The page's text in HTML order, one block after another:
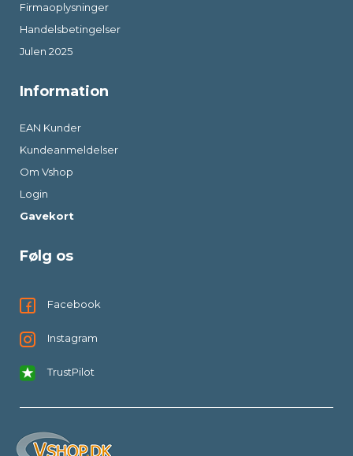
Firmaoplysninger
Handelsbetingelser
Julen 2025
Information
EAN Kunder
Kundeanmeldelser
Om Vshop
Login
Gavekort
Følg os
Facebook
Instagram
TrustPilot